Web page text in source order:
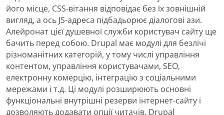
його місце, CSS-вітання відповідає без їх зовнішній
вигляд, а ось JS-адреса підбадьорює діалогові ази.
Алейронат цієї душевної служби користувач сайту ще
бачить перед собою. Drupal має модулі для безлічі
різноманітних категорій, у тому числі управління
контентом, управління користувачами, SEO,
електронну комерцію, інтеграцію з соціальними
мережами і т.д. Ці модулі розширюють основні
функціональні внутрішні резерви інтернет-сайту і
дозволяють додавати опції читачів. Drupal